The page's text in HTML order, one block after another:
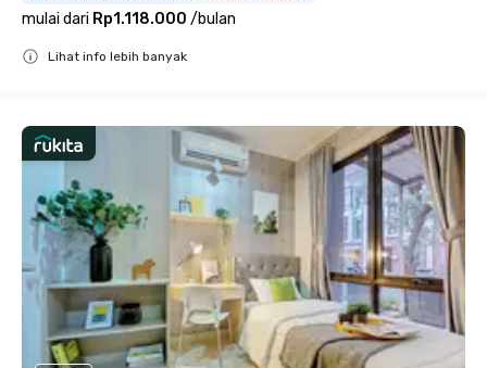
mulai dari Rp1.118.000 /bulan
Lihat info lebih banyak